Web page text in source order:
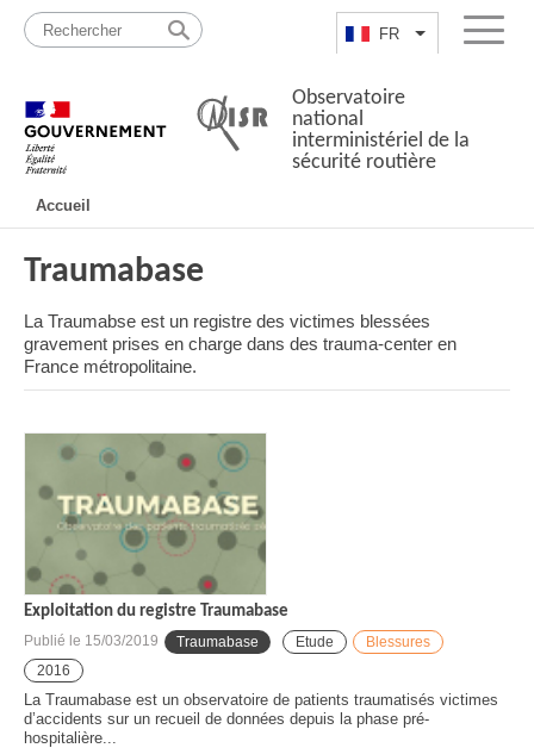
Passer
contenu
FR Lister lesMenu
Observatoire
national
interministériel de la
sécurité routière
principale
Accueil
Traumabase
La Traumabse est un registre des victimes blessées
gravement prises en charge dans des trauma-center en
France métropolitaine.
Exploitation du registre Traumabase
Publié le 15/03/2019 Traumabase Etude
Blessures
2016
La Traumabase est un observatoire de patients traumatisés victimes
d’accidents sur un recueil de données depuis la phase pré-
hospitalière...